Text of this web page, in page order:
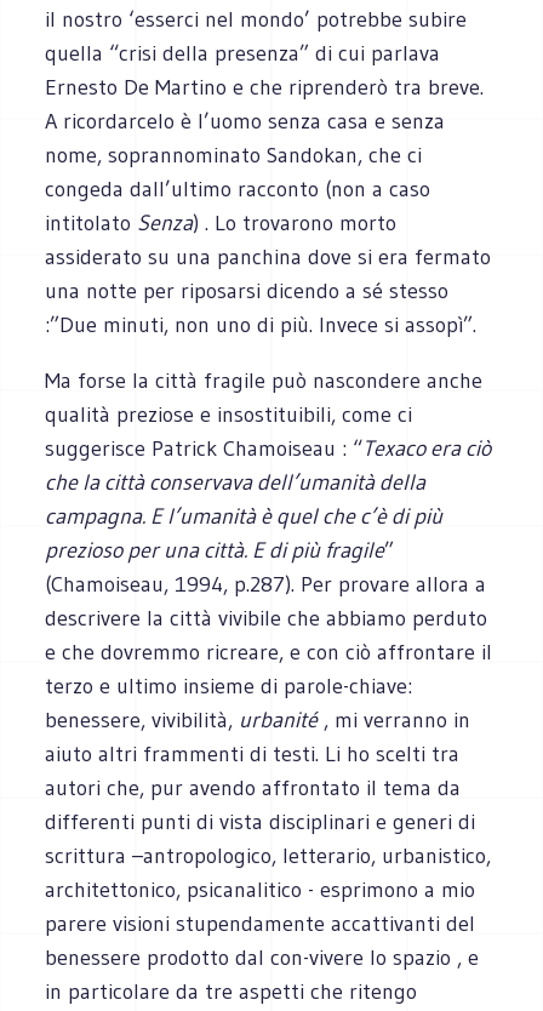
il nostro ‘esserci nel mondo’ potrebbe subire
quella “crisi della presenza” di cui parlava
Ernesto De Martino e che riprenderò tra breve.
A ricordarcelo è l’uomo senza casa e senza
nome, soprannominato Sandokan, che ci
congeda dall’ultimo racconto (non a caso
intitolato Senza) . Lo trovarono morto
assiderato su una panchina dove si era fermato
una notte per riposarsi dicendo a sé stesso
:”Due minuti, non uno di più. Invece si assopì”.
Ma forse la città fragile può nascondere anche
qualità preziose e insostituibili, come ci
suggerisce Patrick Chamoiseau : “Texaco era ciò
che la città conservava dell’umanità della
campagna. E l’umanità è quel che c’è di più
prezioso per una città. E di più fragile”
(Chamoiseau, 1994, p.287). Per provare allora a
descrivere la città vivibile che abbiamo perduto
e che dovremmo ricreare, e con ciò affrontare il
terzo e ultimo insieme di parole-chiave:
benessere, vivibilità, urbanité, mi verranno in
aiuto altri frammenti di testi. Li ho scelti tra
autori che, pur avendo affrontato il tema da
differenti punti di vista disciplinari e generi di
scrittura –antropologico, letterario, urbanistico,
architettonico, psicanalitico - esprimono a mio
parere visioni stupendamente accattivanti del
benessere prodotto dal con-vivere lo spazio , e
in particolare da tre aspetti che ritengo